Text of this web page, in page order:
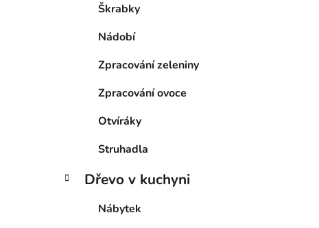
Škrabky
Nádobí
Zpracování zeleniny
Zpracování ovoce
Otvíráky
Struhadla
Dřevo v kuchyni
Nábytek